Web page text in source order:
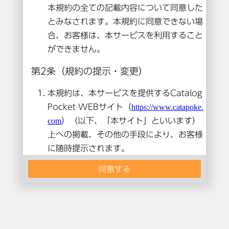
本コンテンツは閲覧できません。